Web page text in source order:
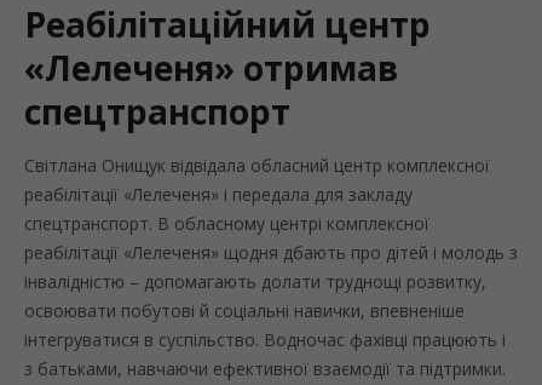
Реабілітаційний центр
«Лелеченя» отримав
спецтранспорт
Світлана Онищук відвідала обласний центр комплексної
реабілітації «Лелеченя» і передала для закладу
спецтранспорт. В обласному центрі комплексної
реабілітації «Лелеченя» щодня дбають про дітей і молодь з
інвалідністю – допомагають долати труднощі розвитку,
освоювати побутові й соціальні навички, впевненіше
інтегруватися в суспільство. Водночас фахівці працюють і
з батьками, навчаючи ефективної взаємодії та підтримки.